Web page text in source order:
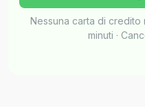
Nessuna carta di credito
minuti ·